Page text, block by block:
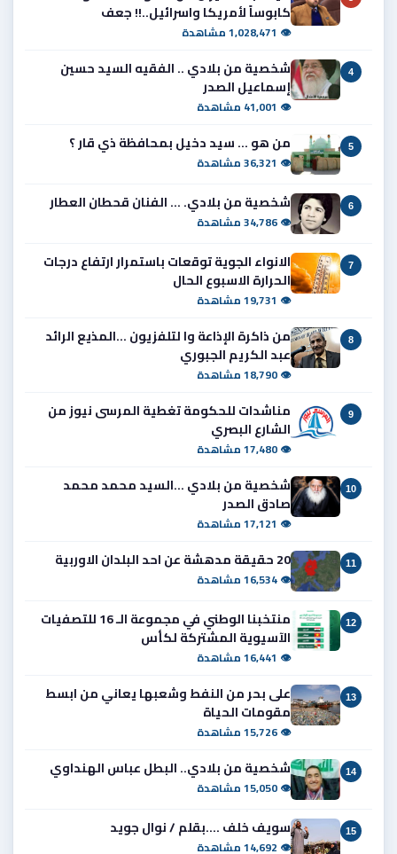
كابوساً لأمريكا واسرائيل..!! جعف
👁 1,028,471 مشاهدة
4
شخصية من بلادي .. الفقيه السيد حسين
إسماعيل الصدر
👁 41,001 مشاهدة
5 من هو ... سيد دخيل بمحافظة ذي قار ؟
👁 36,321 مشاهدة
6 شخصية من بلادي. ... الفنان قحطان العطار
👁 34,786 مشاهدة
7
الانواء الجوية توقعات باستمرار ارتفاع درجات
الحرارة الاسبوع الحال
👁 19,731 مشاهدة
8
من ذاكرة الإذاعة وا لتلفزيون ...المذيع الرائد
عبد الكريم الجبوري
👁 18,790 مشاهدة
9
مناشدات للحكومة تغطية المرسى نيوز من
الشارع البصري
👁 17,480 مشاهدة
10
شخصية من بلادي ...السيد محمد محمد
صادق الصدر
👁 17,121 مشاهدة
11 20 حقيقة مدهشة عن احد البلدان الاوربية
👁 16,534 مشاهدة
12
منتخبنا الوطني في مجموعة الـ 16 للتصفيات
الآسيوية المشتركة لكأس
👁 16,441 مشاهدة
13
على بحر من النفط وشعبها يعاني من ابسط
مقومات الحياة
👁 15,726 مشاهدة
14 شخصية من بلادي.. البطل عباس الهنداوي
👁 15,050 مشاهدة
15 سويف خلف ....بقلم / نوال جويد
👁 14,692 مشاهدة